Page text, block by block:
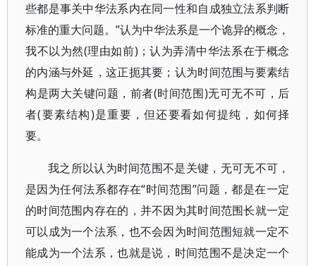
些都是事关中华法系内在同一性和自成独立法系判断
标准的重大问题。”认为中华法系是一个诡异的概念，
我不以为然(理由如前)；认为弄清中华法系在于概念
的内涵与外延，这正扼其要；认为时间范围与要素结
构是两大关键问题，前者(时间范围)无可无不可，后
者(要素结构)是重要，但还要看如何提纯，如何择
要。
我之所以认为时间范围不是关键，无可无不可，
是因为任何法系都存在“时间范围”问题，都是在一定
的时间范围内存在的，并不因为其时间范围长就一定
可以成为一个法系，也不会因为时间范围短就一定不
能成为一个法系，也就是说，时间范围不是决定一个